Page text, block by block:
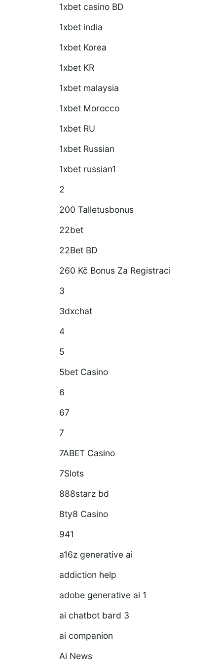
1xbet casino BD
1xbet india
1xbet Korea
1xbet KR
1xbet malaysia
1xbet Morocco
1xbet RU
1xbet Russian
1xbet russian1
2
200 Talletusbonus
22bet
22Bet BD
260 Kč Bonus Za Registraci
3
3dxchat
4
5
5bet Casino
6
67
7
7ABET Casino
7Slots
888starz bd
8ty8 Casino
941
a16z generative ai
addiction help
adobe generative ai 1
ai chatbot bard 3
ai companion
Ai News